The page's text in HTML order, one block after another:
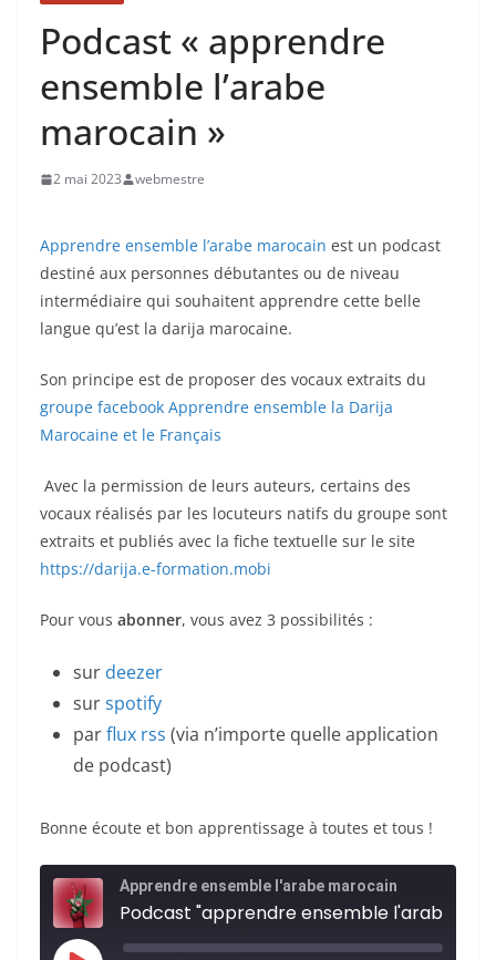
Podcast « apprendre
ensemble l’arabe
marocain »
2 mai 2023 webmestre
Apprendre ensemble l’arabe marocain est un podcast
destiné aux personnes débutantes ou de niveau
intermédiaire qui souhaitent apprendre cette belle
langue qu’est la darija marocaine.
Son principe est de proposer des vocaux extraits du
groupe facebook Apprendre ensemble la Darija
Marocaine et le Français
Avec la permission de leurs auteurs, certains des
vocaux réalisés par les locuteurs natifs du groupe sont
extraits et publiés avec la fiche textuelle sur le site
https://darija.e-formation.mobi
Pour vous abonner, vous avez 3 possibilités :
sur deezer
surspotify
parflux rss (via n’importe quelle application
de podcast)
Bonne écoute et bon apprentissage à toutes et tous !
Apprendre ensemble l'arabe marocain